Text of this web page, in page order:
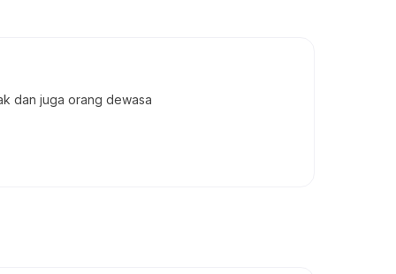
dan juga orang dewasa